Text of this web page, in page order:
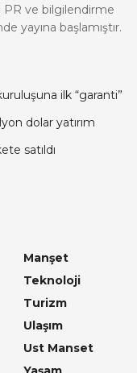
PR ve bilgilendirme
yayına başlamıştır.
ilk “garanti”
dolar yatırım
satıldı
Manşet
Teknoloji
Turizm
Ulaşım
Ust Manset